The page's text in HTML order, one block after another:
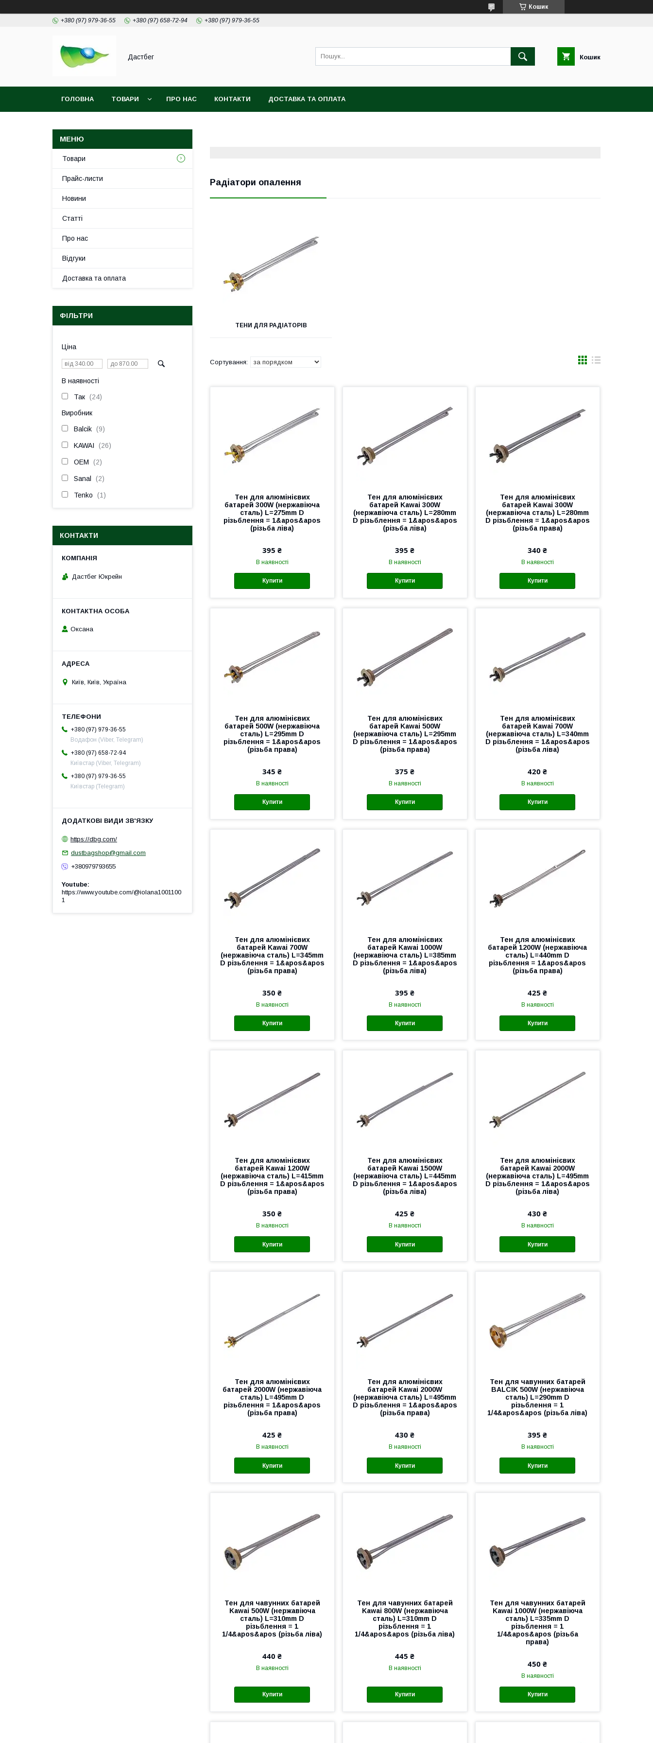
Кошик
+380 (97) 979-36-55 +380 (97) 658-72-94 +380 (97) 979-36-55
Дастбег Кошик
ГОЛОВНА ТОВАРИ ПРО НАС КОНТАКТИ ДОСТАВКА ТА ОПЛАТА
Радіатори опалення
ТЕНИ ДЛЯ РАДІАТОРІВ
Тен для алюмінієвих
батарей 300W (нержавіюча
сталь) L=275mm D
різьблення = 1&apos&apos
(різьба ліва)
395 ₴
В наявності
Купити
Тен для алюмінієвих
батарей Kawai 300W
(нержавіюча сталь) L=280mm
D різьблення = 1&apos&apos
(різьба ліва)
395 ₴
В наявності
Купити
Тен для алюмінієвих
батарей Kawai 300W
(нержавіюча сталь) L=280mm
D різьблення = 1&apos&apos
(різьба права)
340 ₴
В наявності
Купити
Тен для алюмінієвих
батарей 500W (нержавіюча
сталь) L=295mm D
різьблення = 1&apos&apos
(різьба права)
345 ₴
В наявності
Купити
Тен для алюмінієвих
батарей Kawai 500W
(нержавіюча сталь) L=295mm
D різьблення = 1&apos&apos
(різьба права)
375 ₴
В наявності
Купити
Тен для алюмінієвих
батарей Kawai 700W
(нержавіюча сталь) L=340mm
D різьблення = 1&apos&apos
(різьба ліва)
420 ₴
В наявності
Купити
Тен для алюмінієвих
батарей Kawai 700W
(нержавіюча сталь) L=345mm
D різьблення = 1&apos&apos
(різьба права)
350 ₴
В наявності
Купити
Тен для алюмінієвих
батарей Kawai 1000W
(нержавіюча сталь) L=385mm
D різьблення = 1&apos&apos
(різьба ліва)
395 ₴
В наявності
Купити
Тен для алюмінієвих
батарей 1200W (нержавіюча
сталь) L=440mm D
різьблення = 1&apos&apos
(різьба права)
425 ₴
В наявності
Купити
Тен для алюмінієвих
батарей Kawai 1200W
(нержавіюча сталь) L=415mm
D різьблення = 1&apos&apos
(різьба права)
350 ₴
В наявності
Купити
Тен для алюмінієвих
батарей Kawai 1500W
(нержавіюча сталь) L=445mm
D різьблення = 1&apos&apos
(різьба ліва)
425 ₴
В наявності
Купити
Тен для алюмінієвих
батарей Kawai 2000W
(нержавіюча сталь) L=495mm
D різьблення = 1&apos&apos
(різьба ліва)
430 ₴
В наявності
Купити
Тен для алюмінієвих
батарей 2000W (нержавіюча
сталь) L=495mm D
різьблення = 1&apos&apos
(різьба права)
425 ₴
В наявності
Купити
Тен для алюмінієвих
батарей Kawai 2000W
(нержавіюча сталь) L=495mm
D різьблення = 1&apos&apos
(різьба права)
430 ₴
В наявності
Купити
Тен для чавунних батарей
BALCIK 500W (нержавіюча
сталь) L=290mm D
різьблення = 1
1/4&apos&apos (різьба ліва)
395 ₴
В наявності
Купити
Тен для чавунних батарей
Kawai 500W (нержавіюча
сталь) L=310mm D
різьблення = 1
1/4&apos&apos (різьба ліва)
440 ₴
В наявності
Купити
Тен для чавунних батарей
Kawai 800W (нержавіюча
сталь) L=310mm D
різьблення = 1
1/4&apos&apos (різьба ліва)
445 ₴
В наявності
Купити
Тен для чавунних батарей
Kawai 1000W (нержавіюча
сталь) L=335mm D
різьблення = 1
1/4&apos&apos (різьба
права)
450 ₴
В наявності
Купити
Товари
Прайс-листи
Новини
Статті
Про нас
Відгуки
Доставка та оплата
ФІЛЬТРИ
Ціна
В наявності
Так 24
Виробник
Balcik 9
KAWAI 26
OEM 2
Sanal 2
Tenko 1
КОНТАКТИ
Дастбег Юкрейн
Оксана
Київ, Київ, Україна
+380 (97) 979-36-55
Водафон (Viber, Telegram)
+380 (97) 658-72-94
Київстар (Viber, Telegram)
+380 (97) 979-36-55
Київстар (Telegram)
https://dbg.com/
dustbagshop@gmail.com
+380979793655
Youtube
https://www.youtube.com/@iolana1001100
1